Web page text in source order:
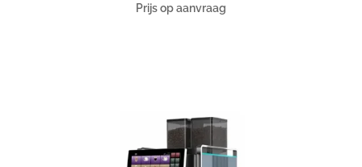
Prijs op aanvraag